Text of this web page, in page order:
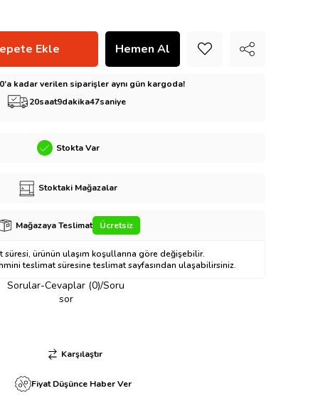
kadar verilen siparişler aynı gün kargoda!
20saat9dakika46saniye
Stokta Var
Stoktaki Mağazalar
Mağazaya Teslimat Ücretsiz
süresi, ürünün ulaşım koşullarına göre değişebilir.
teslimat süresine teslimat sayfasından ulaşabilirsiniz.
Sorular-Cevaplar (0)/Soru
sor
Karşılaştır
Fiyat Düşünce Haber Ver